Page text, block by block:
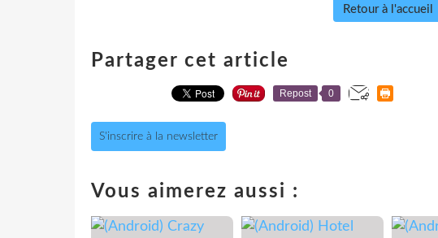
Retour à l'accueil
Partager cet article
Repost 0
S'inscrire à la newsletter
Vous aimerez aussi :